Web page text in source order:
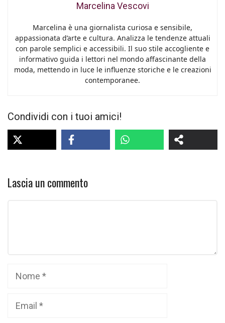
Marcelina Vescovi
Marcelina è una giornalista curiosa e sensibile,
appassionata d’arte e cultura. Analizza le tendenze attuali
con parole semplici e accessibili. Il suo stile accogliente e
informativo guida i lettori nel mondo affascinante della
moda, mettendo in luce le influenze storiche e le creazioni
contemporanee.
Condividi con i tuoi amici!
Lascia un commento